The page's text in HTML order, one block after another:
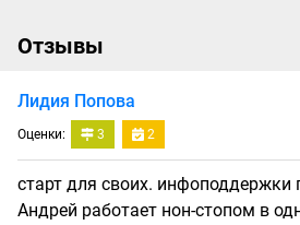
Отзывы
Лидия Попова
Оценки: 3 2
старт для своих. инфоподдержки
Андрей работает нон-стопом в